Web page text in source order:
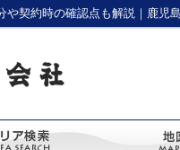
や契約時の確認点も解説｜鹿児